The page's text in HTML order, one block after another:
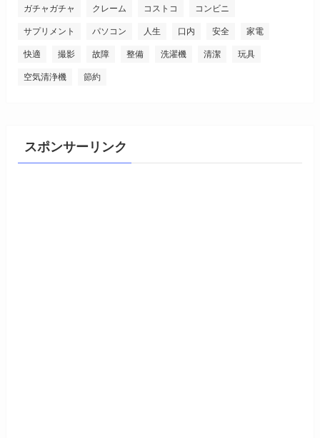
ガチャガチャ クレーム コストコ コンビニ
サプリメント パソコン 人生 口内 安全 家電
快適 撮影 故障 整備 洗濯機 清潔 玩具
空気清浄機 節約
スポンサーリンク